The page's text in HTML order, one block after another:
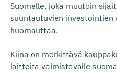
Suomelle, joka muutoin
suuntautuvien investointien
huomauttaa.
Kiina on merkittävä
laitteita valmistavalle